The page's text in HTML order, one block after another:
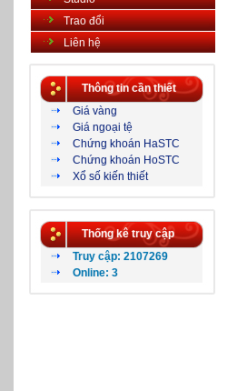
Trao đổi
Liên hệ
Thông tin cần thiết
Giá vàng
Giá ngoại tệ
Chứng khoán HaSTC
Chứng khoán HoSTC
Xổ số kiến thiết
Thống kê truy cập
Truy cập: 2107269
Online: 3